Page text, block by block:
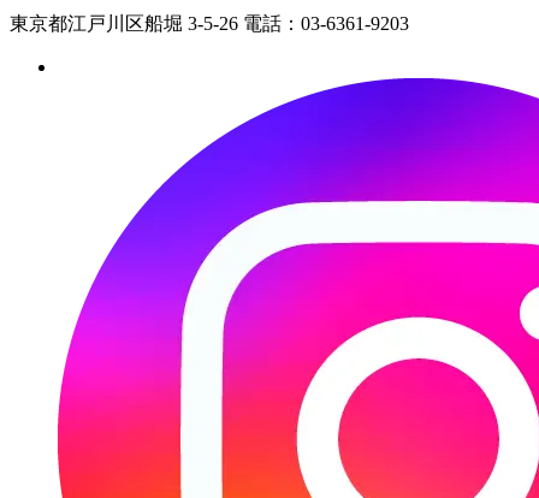
東京都江戸川区船堀 3-5-26 電話：03-6361-9203